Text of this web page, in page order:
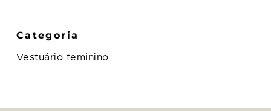
Categoria
Vestuário feminino